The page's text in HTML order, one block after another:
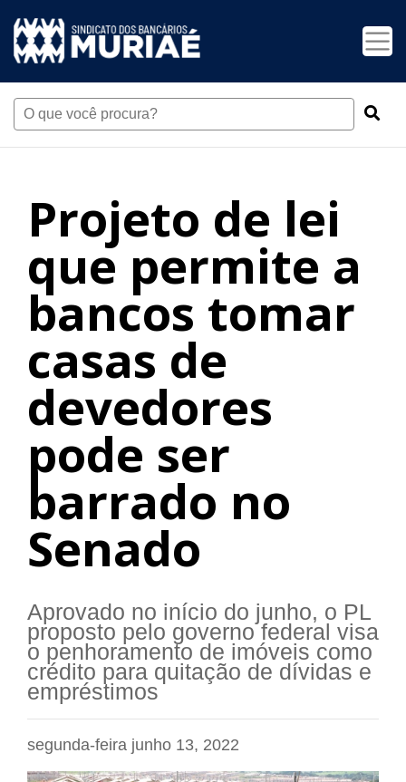
Projeto de lei
que permite a
bancos tomar
casas de
devedores
pode ser
barrado no
Senado
Aprovado no início do junho, o PL
proposto pelo governo federal visa
o penhoramento de imóveis como
crédito para quitação de dívidas e
empréstimos
segunda-feira junho 13, 2022